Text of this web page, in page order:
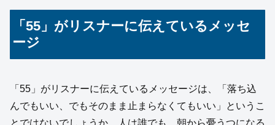
「55」がリスナーに伝えているメッセ
ージ
「55」がリスナーに伝えているメッセージは、「落ち込
んでもいい、でもそのまま止まらなくてもいい」というこ